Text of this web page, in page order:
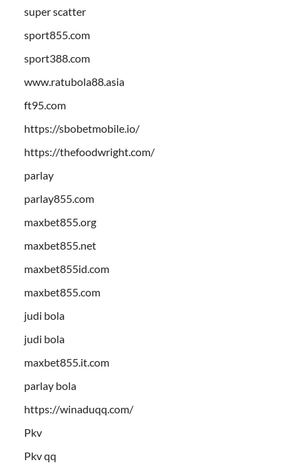
super scatter
sport855.com
sport388.com
www.ratubola88.asia
ft95.com
https://sbobetmobile.io/
https://thefoodwright.com/
parlay
parlay855.com
maxbet855.org
maxbet855.net
maxbet855id.com
maxbet855.com
judi bola
judi bola
maxbet855.it.com
parlay bola
https://winaduqq.com/
Pkv
Pkv qq